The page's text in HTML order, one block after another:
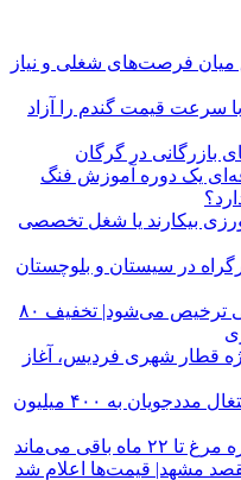
فرصت‌های شغلی و نیاز
سرعت قیمت گندم را آزاد
یک دوره آموزش فنگ
کشاورزی بیکارند یا شغل تخصصی
کیلومتر بزرگراه در سیستان و بلوچستان
کانتینرهای ایرانی در بندر کراچی ترخیص می‌شود| تخفیف ۸۰
قطار شهری فردیس، آغاز
ضرورت افزایش سقف وام اشتغال مددجویان به ۴۰۰ میلیون
می‌ماند
مشهد| قیمت‌ها اعلام شد